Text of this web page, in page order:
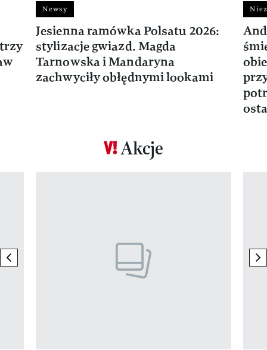
Newsy
Jesienna ramówka Polsatu 2026:
stylizacje gwiazd. Magda
Tarnowska i Mandaryna
zachwyciły obłędnymi lookami
Akcje
previous element